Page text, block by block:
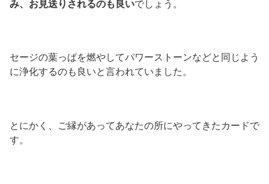
み、お見送りされるのも良いでしょう。
セージの葉っぱを燃やしてパワーストーンなどと同じよう
に浄化するのも良いと言われていました。
とにかく、ご縁があってあなたの所にやってきたカードで
す。